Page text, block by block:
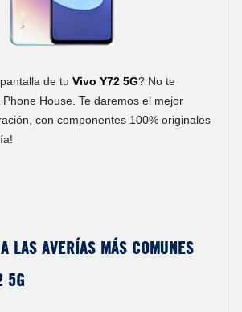
de tu Vivo Y72 5G? No te
House. Te daremos el mejor
con componentes 100% originales
las averías más comunes
5G